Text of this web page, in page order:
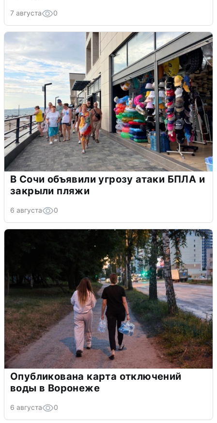
7 августа 0
В Сочи объявили угрозу атаки БПЛА и
закрыли пляжи
6 августа 0
Опубликована карта отключений
воды в Воронеже
6 августа 0